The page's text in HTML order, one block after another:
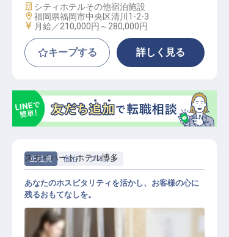
施設業態
シティホテルその他宿泊施設
勤務地
福岡県福岡市中央区清川1-2-3
給与
月給／210,000円～ 280,000円
キープする 詳しく見る
正社員 宿泊 フロント
スカイハートホテル博多
あなたのホスピタリティを活かし、お客様の心に
残るおもてなしを。